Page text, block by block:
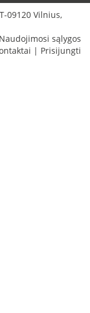
09120 Vilnius,
Naudojimosi sąlygos
| Prisijungti